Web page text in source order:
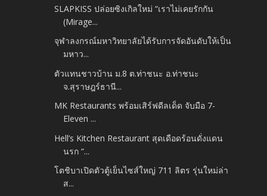
SLAPKISS ปล่อยซิงเกิลใหม่ “เราไม่เคยรักกัน
(Mirage...
จุฬาลงกรณ์มหาวิทยาลัยได้รับการจัดอันดับให้เป็น
มหาว...
ตัวแทนชาวบ้าน ม.8 ต.ท่าชนะ อ.ท่าชนะ
จ.สุราษฎร์ธานี...
MK Restaurants พร้อมเสิร์ฟดีลเด็ด จับมือ 7-
Eleven ...
Hell’s Kitchen Restaurant สุดเดือดร้อนดั่งแดน
นรก “...
โตชิบาเปิดตัวตู้เย็นไซส์ใหญ่ 711 ลิตร รุ่นใหม่ล่า
ส...